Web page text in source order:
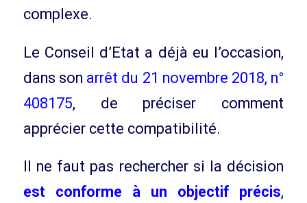
complexe.
Le Conseil d’Etat a déjà eu l’occasion,
dans son arrêt du 21 novembre 2018, n°
408175, de préciser comment
apprécier cette compatibilité.
Il ne faut pas rechercher si la décision
est conforme à un objectif précis,